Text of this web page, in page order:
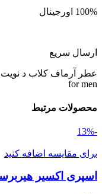
100% اورجینال
ارسال سریع
for men
محصولات مرتبط
-13%
برای مقایسه اضافه کنید
اسپری اکسیر